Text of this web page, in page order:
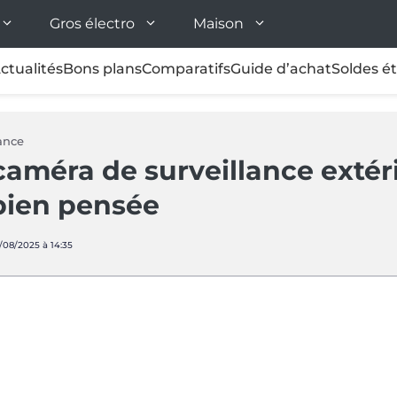
Gros électro Maison
Bons plansComparatifsGuide d’achatSoldes
de surveillance
pensée
2025 à 14:35